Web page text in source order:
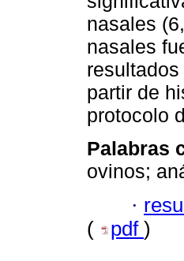
nasales
nasales
partir de
protocolo
Palabras
ovinos;
·
(
pdf )